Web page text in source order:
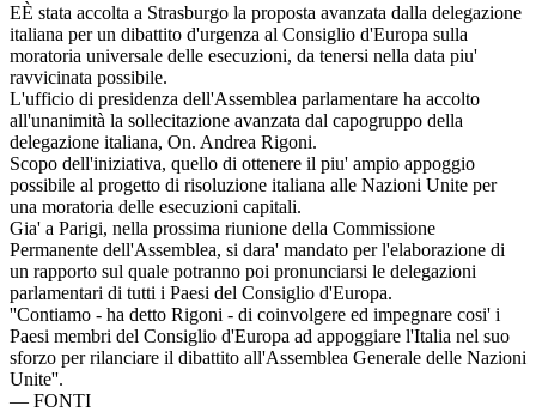
EÈ stata accolta a Strasburgo la proposta avanzata dalla delegazione
italiana per un dibattito d'urgenza al Consiglio d'Europa sulla
moratoria universale delle esecuzioni, da tenersi nella data piu'
ravvicinata possibile.
L'ufficio di presidenza dell'Assemblea parlamentare ha accolto
all'unanimità la sollecitazione avanzata dal capogruppo della
delegazione italiana, On. Andrea Rigoni.
Scopo dell'iniziativa, quello di ottenere il piu' ampio appoggio
possibile al progetto di risoluzione italiana alle Nazioni Unite per
una moratoria delle esecuzioni capitali.
Gia' a Parigi, nella prossima riunione della Commissione
Permanente dell'Assemblea, si dara' mandato per l'elaborazione di
un rapporto sul quale potranno poi pronunciarsi le delegazioni
parlamentari di tutti i Paesi del Consiglio d'Europa.
''Contiamo - ha detto Rigoni - di coinvolgere ed impegnare cosi' i
Paesi membri del Consiglio d'Europa ad appoggiare l'Italia nel suo
sforzo per rilanciare il dibattito all'Assemblea Generale delle Nazioni
Unite''.
— FONTI